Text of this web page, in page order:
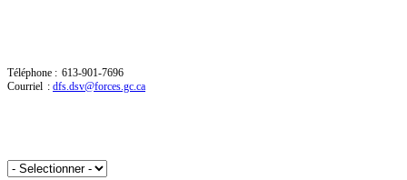
Téléphone : 613-901-7696
Courriel : dfs.dsv@forces.gc.ca